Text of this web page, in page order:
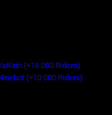
(+16 000 Riders)
(+10 000 Riders)